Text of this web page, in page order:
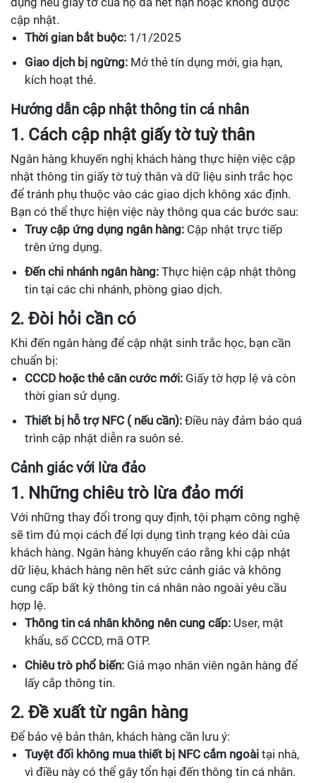
cập nhật.
Thời gian bắt buộc: 1/1/2025
Giao dịch bị ngừng: Mở thẻ tín dụng mới, gia hạn,
kích hoạt thẻ.
Hướng dẫn cập nhật thông tin cá nhân
1. Cách cập nhật giấy tờ tuỳ thân
Ngân hàng khuyến nghị khách hàng thực hiện việc cập
nhật thông tin giấy tờ tuỳ thân và dữ liệu sinh trắc học
để tránh phụ thuộc vào các giao dịch không xác định.
Bạn có thể thực hiện việc này thông qua các bước sau:
Truy cập ứng dụng ngân hàng: Cập nhật trực tiếp
trên ứng dụng.
Đến chi nhánh ngân hàng: Thực hiện cập nhật thông
tin tại các chi nhánh, phòng giao dịch.
2. Đòi hỏi cần có
Khi đến ngân hàng để cập nhật sinh trắc học, bạn cần
chuẩn bị:
CCCD hoặc thẻ căn cước mới: Giấy tờ hợp lệ và còn
thời gian sử dụng.
Thiết bị hỗ trợ NFC ( nếu cần): Điều này đảm bảo quá
trình cập nhật diễn ra suôn sẻ.
Cảnh giác với lừa đảo
1. Những chiêu trò lừa đảo mới
Với những thay đổi trong quy định, tội phạm công nghệ
sẽ tìm đủ mọi cách để lợi dụng tình trạng kéo dài của
khách hàng. Ngân hàng khuyến cáo rằng khi cập nhật
dữ liệu, khách hàng nên hết sức cảnh giác và không
cung cấp bất kỳ thông tin cá nhân nào ngoài yêu cầu
hợp lệ.
Thông tin cá nhân không nên cung cấp: User, mật
khẩu, số CCCD, mã OTP.
Chiêu trò phổ biến: Giả mạo nhân viên ngân hàng để
lấy cắp thông tin.
2. Đề xuất từ ngân hàng
Để bảo vệ bản thân, khách hàng cần lưu ý:
Tuyệt đối không mua thiết bị NFC cắm ngoài tại nhà,
vì điều này có thể gây tổn hại đến thông tin cá nhân.